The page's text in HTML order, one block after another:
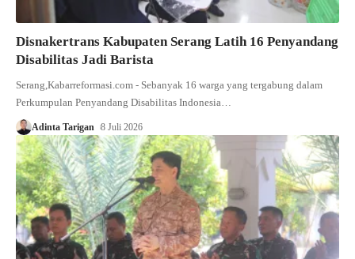
Disnakertrans Kabupaten Serang Latih 16 Penyandang
Disabilitas Jadi Barista
Serang,Kabarreformasi.com - Sebanyak 16 warga yang tergabung dalam
Perkumpulan Penyandang Disabilitas Indonesia…
Adinta Tarigan 8 Juli 2026